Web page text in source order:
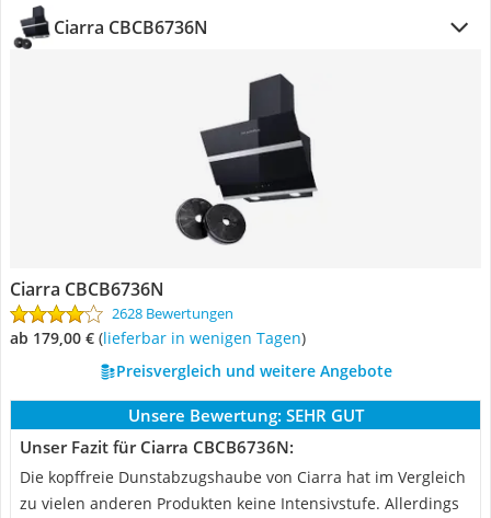
Ciarra CBCB6736N
Ciarra CBCB6736N
2628 Bewertungen
ab 179,00 € ( Lieferbar in wenigen Tagen)
Preisvergleich und weitere Angebote
Unsere Bewertung: SEHR GUT
Unser Fazit für Ciarra CBCB6736N:
Die kopffreie Dunstabzugshaube von Ciarra hat im Vergleich
zu vielen anderen Produkten keine Intensivstufe. Allerdings